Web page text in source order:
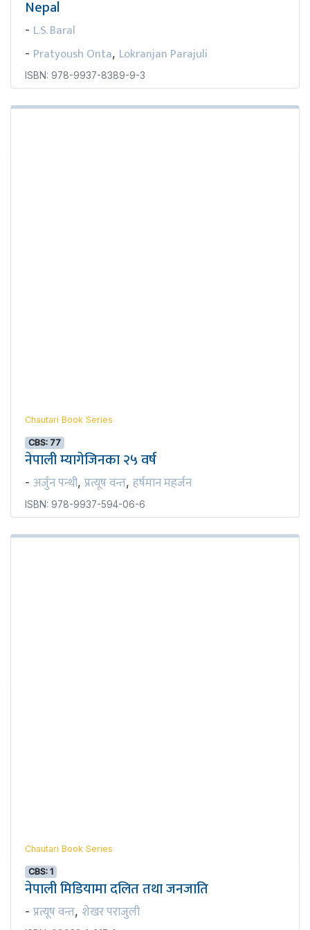
Nepal
- L.S. Baral
- Pratyoush Onta, Lokranjan Parajuli
ISBN: 978-9937-8389-9-3
Chautari Book Series
CBS: 77
नेपाली म्यागेजिनका २५ वर्ष
- अर्जुन पन्थी, प्रत्यूष वन्त, हर्षमान महर्जन
ISBN: 978-9937-594-06-6
Chautari Book Series
CBS: 1
नेपाली मिडियामा दलित तथा जनजाति
- प्रत्यूष वन्त, शेखर पराजुली